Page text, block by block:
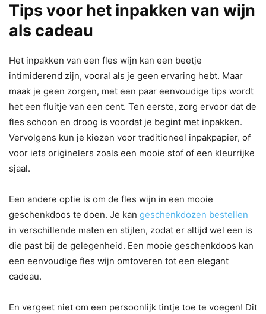
Tips voor het inpakken van wijn
als cadeau
Het inpakken van een fles wijn kan een beetje
intimiderend zijn, vooral als je geen ervaring hebt. Maar
maak je geen zorgen, met een paar eenvoudige tips wordt
het een fluitje van een cent. Ten eerste, zorg ervoor dat de
fles schoon en droog is voordat je begint met inpakken.
Vervolgens kun je kiezen voor traditioneel inpakpapier, of
voor iets originelers zoals een mooie stof of een kleurrijke
sjaal.
Een andere optie is om de fles wijn in een mooie
geschenkdoos te doen. Je kan geschenkdozen bestellen
in verschillende maten en stijlen, zodat er altijd wel een is
die past bij de gelegenheid. Een mooie geschenkdoos kan
een eenvoudige fles wijn omtoveren tot een elegant
cadeau.
En vergeet niet om een persoonlijk tintje toe te voegen! Dit